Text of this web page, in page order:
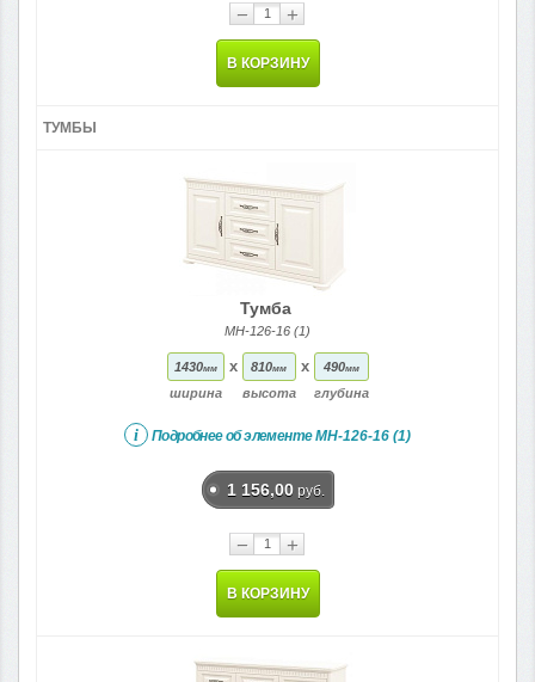
− +
В КОРЗИНУ
ТУМБЫ
Тумба
МН-126-16 (1)
1430мм
ширина
x 810мм
высота
x 490мм
глубина
i Подробнее об элементеМН-126-16 (1)
1 156,00 руб.
− +
В КОРЗИНУ